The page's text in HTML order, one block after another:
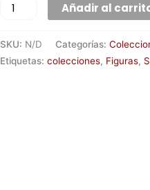
Añadir al
SKU: N/D Categorías:
Etiquetas: colecciones, Figuras,